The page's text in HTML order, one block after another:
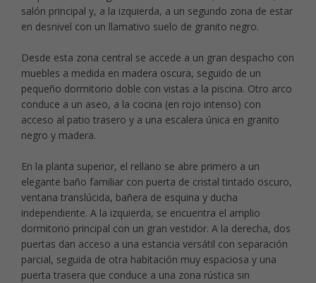
salón principal y, a la izquierda, a un segundo zona de estar
en desnivel con un llamativo suelo de granito negro.
Desde esta zona central se accede a un gran despacho con
muebles a medida en madera oscura, seguido de un
pequeño dormitorio doble con vistas a la piscina. Otro arco
conduce a un aseo, a la cocina (en rojo intenso) con
acceso al patio trasero y a una escalera única en granito
negro y madera.
En la planta superior, el rellano se abre primero a un
elegante baño familiar con puerta de cristal tintado oscuro,
ventana translúcida, bañera de esquina y ducha
independiente. A la izquierda, se encuentra el amplio
dormitorio principal con un gran vestidor. A la derecha, dos
puertas dan acceso a una estancia versátil con separación
parcial, seguida de otra habitación muy espaciosa y una
puerta trasera que conduce a una zona rústica sin